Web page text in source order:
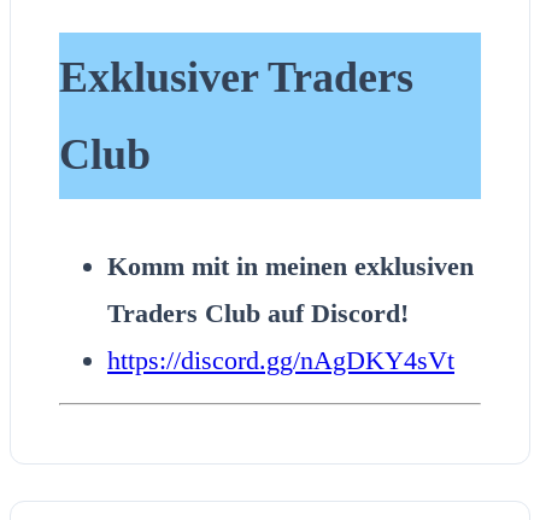
Exklusiver Traders
Club
Komm mit in meinen exklusiven
Traders Club auf Discord!
https://discord.gg/nAgDKY4sVt